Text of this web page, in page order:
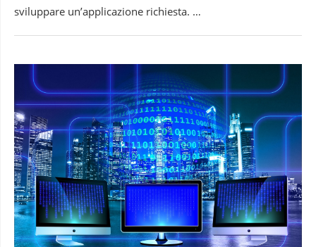
sviluppare un’applicazione richiesta. …